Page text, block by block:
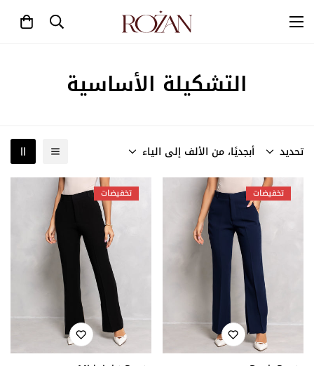
التشكيلة الأساسية
تحديد أبجديًا، من الألف إلى الياء
تخفيضات تخفيضات